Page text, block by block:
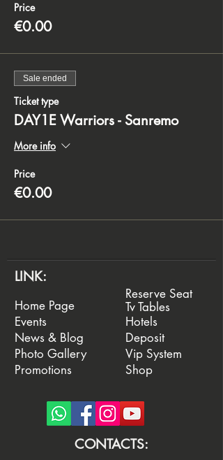
Price
€0.00
Sale ended
Ticket type
DAY1E Warriors - Sanremo
More info
Price
€0.00
LINK:
Home Page
Events
News & Blog
Photo Gallery
Promotions
Reserve Seat
Tv Tables
Hotels
Deposit
Vip System
Shop
CONTACTS: